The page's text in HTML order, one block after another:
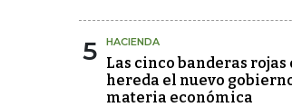
5 HACIENDA
Las cinco banderas rojas
hereda el nuevo
materia económica